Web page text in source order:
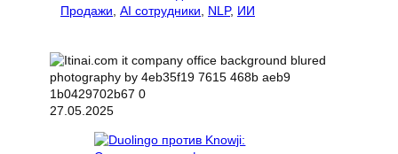
Продажи AI сотрудники NLP, ИИ
27.05.2025